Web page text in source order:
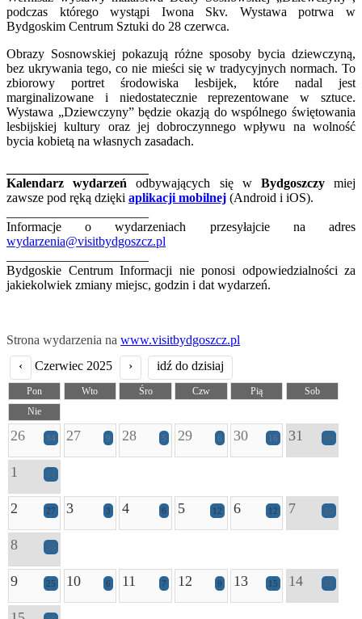
podczas którego wystąpi Iwona Skv. Wystawa potrwa w
Bydgoskim Centrum Sztuki do 28 czerwca.
Obrazy Sosnowskiej pokazują różne sposoby bycia dziewczyną,
bez ukrywania tego, co nie mieści się w tradycyjnych normach. To
zbiorowy portret środowiska lesbijek, które nadal jest
marginalizowane i niedostatecznie reprezentowane w sztuce.
Wystawa „Dziewczyny” będzie okazją do wspólnego świętowania
lesbijskiej kultury oraz jej dobroczynnego wpływu na wolność
bycia kobietą na własnych zasadach.
Kalendarz wydarzeń odbywających się wBydgoszczymiej
zawsze pod ręką dzięki aplikacji mobilnej (Android i iOS).
Informacje o wydarzeniach przesyłajcie na adres
wydarzenia@visitbydgoszcz.pl
Bydgoskie Centrum Informacji nie ponosi odpowiedzialności za
jakiekolwiek zmiany miejsc, godzin i dat wydarzeń.
Strona wydarzenia na www.visitbydgoszcz.pl
‹
Czerwiec 2025 › idź do dzisiaj
Pon Wto Śro Czw Pią
Sob
Nie
26 34 27 9 28 5 29 6 30 16 31 20
1 34
2 27 3 3 4 6 5 12 6 12 7 16
8 33
9 25 10 6 11 7 12 9 13 15 14 21